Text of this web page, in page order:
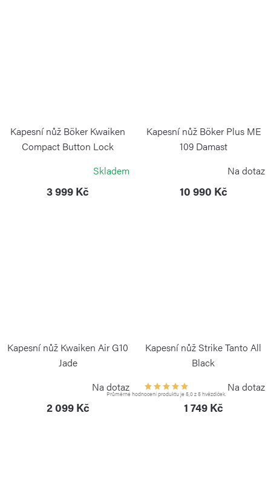
Kapesní nůž Böker Kwaiken
Compact Button Lock
Skladem
3 999 Kč
Kapesní nůž Böker Plus ME
109 Damast
Na dotaz
10 990 Kč
Kapesní nůž Kwaiken Air G10
Jade
Na dotaz
2 099 Kč
Kapesní nůž Strike Tanto All
Black
Průměrné hodnocení produktu je 5,0 z 5 hvězdiček.
Na dotaz
1 749 Kč